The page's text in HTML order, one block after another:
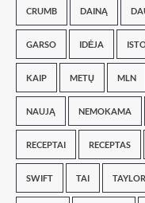
CRUMB DAINĄ
GARSO IDĖJA
KAIP METŲ MLN
NAUJĄ NEMOKAMA
RECEPTAI RECEPTAS
SWIFT TAI TAYLOR